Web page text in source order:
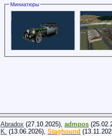
Миниатюры
Abradox (27.10.2025), admpos
K. (13.06.2026), Staghound